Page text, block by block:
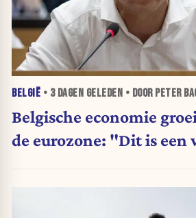
BELGIË • 3 DAGEN GELEDEN • DOOR PETER
Belgische economie
de eurozone: "Dit is